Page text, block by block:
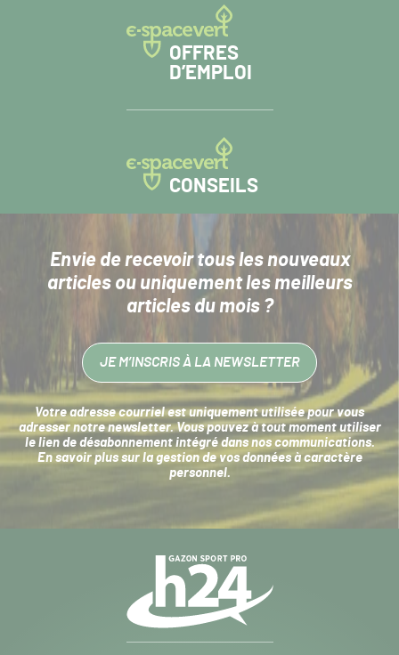
OFFRES
D’EMPLOI
CONSEILS
Envie de recevoir tous les nouveaux
articlesou uniquement les meilleurs
articles du mois ?
JE M’INSCRIS À LA NEWSLETTER
Votre adresse courriel est uniquement utilisée pour vous
adresser notre newsletter. Vous pouvez à tout moment utiliser
le lien de désabonnement intégré dans nos communications.
En savoir plus sur la gestion de vos données à caractère
personnel.